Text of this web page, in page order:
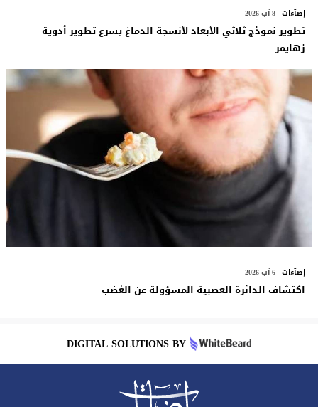
إضآءات- 8 آب 2026
تطوير نموذج ثلاثي الأبعاد لأنسجة الدماغ يسرع تطوير أدوية
زهايمر
إضآءات- 6 آب 2026
اكتشاف الدائرة العصبية المسؤولة عن الغضب
DIGITAL SOLUTIONS BY